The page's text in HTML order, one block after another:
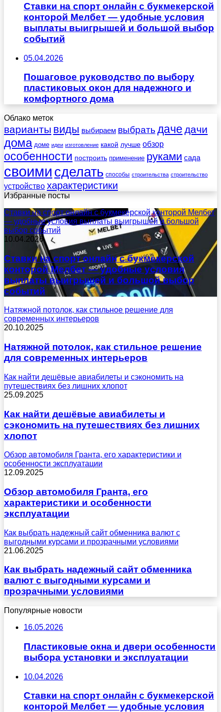
Ставки на спорт онлайн с букмекерской
конторой Мелбет — удобные условия
выплаты выигрышей и большой выбор
событий
05.04.2026
Пошаговое руководство по выбору
пластиковых окон для надежного и
комфортного дома
Облако меток
варианты виды выбираем выбрать даче дачи
дома доме идеи изготовление какой лучше обзор
особенности построить применение руками сада
своими сделать способы строительства строительство
устройство характеристики
Избранные посты
Ставки на спорт онлайн с букмекерской конторой Мелбет
— удобные условия выплаты выигрышей и большой
выбор событий
10.04.2026
Ставки на спорт онлайн с букмекерской
конторой Мелбет — удобные условия
выплаты выигрышей и большой выбор
событий
Натяжной потолок, как стильное решение для
современных интерьеров
20.10.2025
Натяжной потолок, как стильное решение
для современных интерьеров
Как найти дешёвые авиабилеты и сэкономить на
путешествиях без лишних хлопот
25.09.2025
Как найти дешёвые авиабилеты и
сэкономить на путешествиях без лишних
хлопот
Обзор автомобиля Гранта, его характеристики и
особенности эксплуатации
12.09.2025
Обзор автомобиля Гранта, его
характеристики и особенности
эксплуатации
Как выбрать надежный сайт обменника валют с
выгодными курсами и прозрачными условиями
21.06.2025
Как выбрать надежный сайт обменника
валют с выгодными курсами и
прозрачными условиями
Популярные новости
16.05.2026
Пластиковые окна и двери особенности
выбора установки и эксплуатации
10.04.2026
Ставки на спорт онлайн с букмекерской
конторой Мелбет — удобные условия